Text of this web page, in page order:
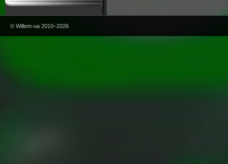
© Willem-ua 2010–2026